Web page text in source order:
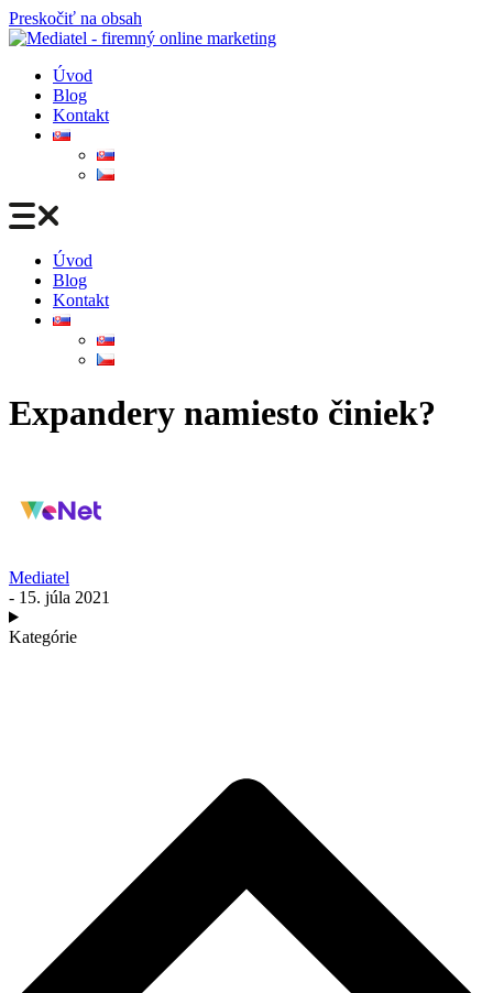
Preskočiť na obsah
Úvod
Blog
Kontakt
Úvod
Blog
Kontakt
Expandery namiesto činiek?
Mediatel
- 15. júla 2021
Kategórie